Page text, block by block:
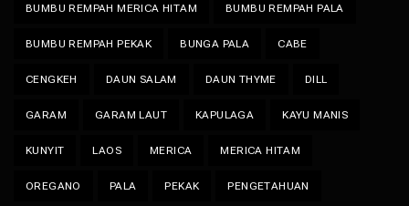
BUMBU REMPAH MERICA HITAM BUMBU REMPAH PALA
BUMBU REMPAH PEKAK BUNGA PALA CABE
CENGKEH DAUN SALAM DAUN THYME DILL
GARAM GARAM LAUT KAPULAGA KAYU MANIS
KUNYIT LAOS MERICA MERICA HITAM
OREGANO PALA PEKAK PENGETAHUAN